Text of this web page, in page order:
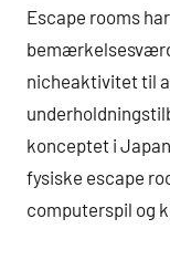
Escape rooms
nicheaktivitet til
konceptet i
fysiske escape
computerspil og